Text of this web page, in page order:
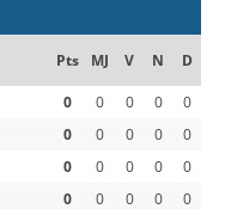
Pts MJ V N D
0 0 0 0
0
0 0 0 0
0
0 0 0 0
0
0 0 0 0 0